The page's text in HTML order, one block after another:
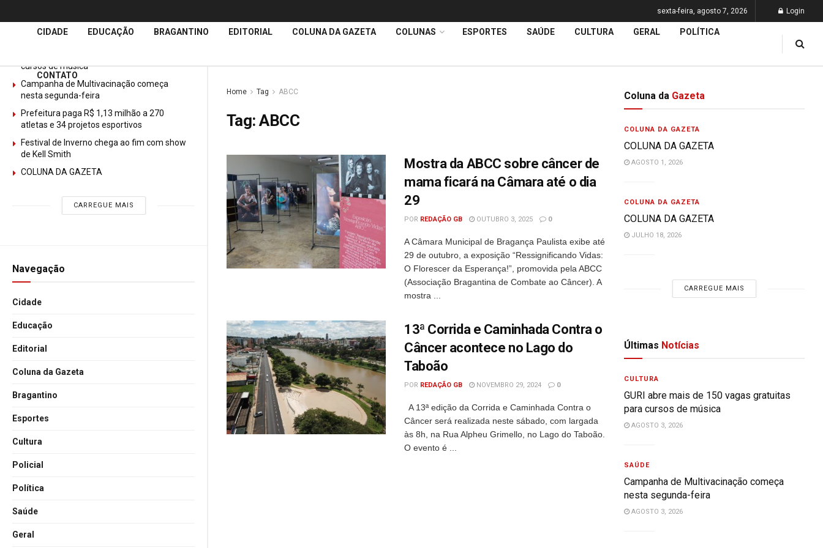
ÚltimasNotícias
cursos de música
Campanha de Multivacinação começa
nesta segunda-feira
Prefeitura paga R$ 1,13 milhão a 270
atletas e 34 projetos esportivos
Festival de Inverno chega ao fim com show
de Kell Smith
COLUNA DA GAZETA
CARREGUE MAIS
Navegação
Cidade
Educação
Editorial
Coluna da Gazeta
Bragantino
Esportes
Cultura
Policial
Política
Saúde
Geral
sexta-feira, agosto 7, 2026 Login
CIDADE EDUCAÇÃO BRAGANTINO EDITORIAL COLUNA DA GAZETA COLUNAS ESPORTES SAÚDE CULTURA GERAL POLÍTICA
CONTATO
Home Tag ABCC
Tag:ABCC
Mostra da ABCC sobre câncer de
mama ficará na Câmara até o dia
29
POR REDAÇÃO GB OUTUBRO 3, 2025 0
A Câmara Municipal de Bragança Paulista exibe até
29 de outubro, a exposição “Ressignificando Vidas:
O Florescer da Esperança!”, promovida pela ABCC
(Associação Bragantina de Combate ao Câncer). A
mostra ...
13ª Corrida e Caminhada Contra o
Câncer acontece no Lago do
Taboão
POR REDAÇÃO GB NOVEMBRO 29, 2024 0
A 13ª edição da Corrida e Caminhada Contra o
Câncer será realizada neste sábado, com largada
às 8h, na Rua Alpheu Grimello, no Lago do Taboão.
O evento é ...
Coluna da Gazeta
COLUNA DA GAZETA
COLUNA DA GAZETA
AGOSTO 1, 2026
COLUNA DA GAZETA
COLUNA DA GAZETA
JULHO 18, 2026
CARREGUE MAIS
Últimas Notícias
CULTURA
GURI abre mais de 150 vagas gratuitas
para cursos de música
AGOSTO 3, 2026
SAÚDE
Campanha de Multivacinação começa
nesta segunda-feira
AGOSTO 3, 2026